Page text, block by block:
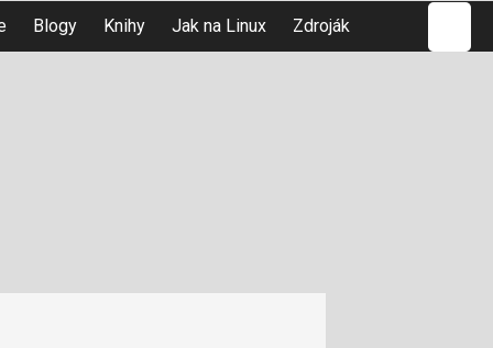
Blogy Knihy Jak na Linux Zdroják